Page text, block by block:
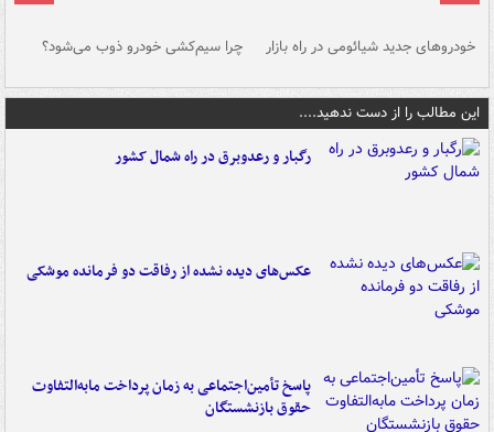
خودروهای جدید شیائومی در راه بازار چرا سیم‌کشی خودرو ذوب می‌شود؟
این مطالب را از دست ندهید....
رگبار و رعدوبرق در راه شمال کشور
عکس‌های دیده نشده از رفاقت دو فرمانده‌ موشکی
پاسخ تأمین‌اجتماعی به زمان پرداخت مابه‌التفاوت
حقوق بازنشستگان